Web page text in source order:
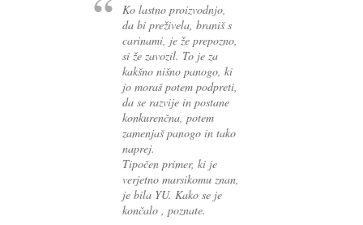
Ko lastno proizvodnjo,
da bi preživela, braniš s
carinami, je že prepozno,
si že zavozil. To je za
kakšno nišno panogo, ki
jo moraš potem podpreti,
da se razvije in postane
konkurenčna, potem
zamenjaš panogo in tako
naprej.
Tipočen primer, ki je
verjetno marsikomu znan,
je bila YU. Kako se je
končalo , poznate.